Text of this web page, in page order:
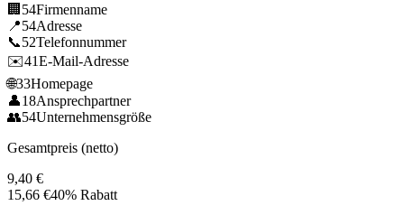
🏢 54Firmenname
📍54Adresse
📞52Telefonnummer
✉️41E-Mail-Adresse
🌐33Homepage
👤18Ansprechpartner
👥54Unternehmensgröße
Gesamtpreis (netto)
9,40 €
15,66 €40% Rabatt